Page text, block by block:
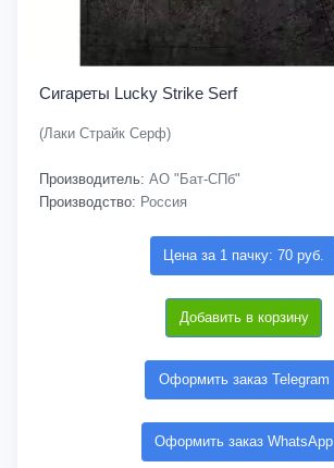
Сигареты Lucky Strike Serf
(Лаки Страйк Серф)
Производитель: АО "Бат-СПб"
Производство: Россия
Цена за 1 пачку: 70 руб.
Добавить в корзину
Оформить заказ Telegram
Оформить заказ WhatsApp